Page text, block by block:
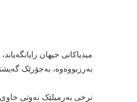
میدیاکانی جیهان
بەرزبووەوە، بەجۆرێک